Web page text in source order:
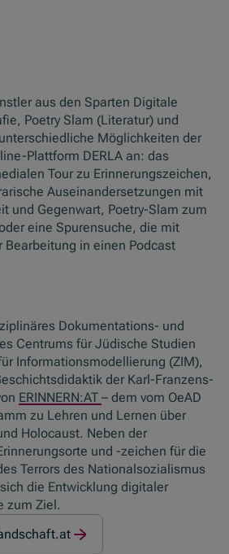
aus den Sparten Digitale
Poetry Slam (Literatur) und
Möglichkeiten der
Plattform DERLA an: das
Tour zu Erinnerungszeichen,
Auseinandersetzungen mit
und Gegenwart, Poetry-Slam zum
eine Spurensuche, die mit
in einen Podcast
Dokumentations- und
Centrums für Jüdische Studien
Informationsmodellierung (ZIM),
der Karl-Franzens-
ERINNERN:AT– dem vom OeAD
zu Lehren und Lernen über
Holocaust. Neben der
und -zeichen für die
Terrors des Nationalsozialismus
die Entwicklung digitaler
zum Ziel.